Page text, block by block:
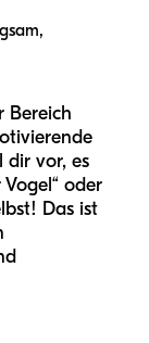
Bereich
dir vor, es
oder
Das ist